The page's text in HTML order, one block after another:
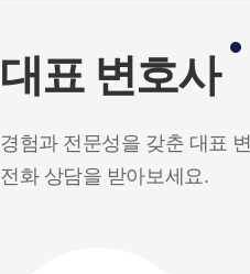
대표 변호사
경험과 전문성을 갖춘 대표
전화 상담을 받아보세요.